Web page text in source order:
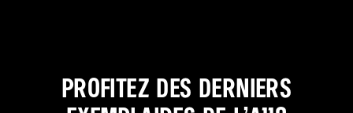
PROFITEZ DES DERNIERS